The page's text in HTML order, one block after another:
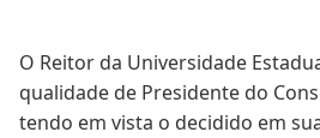
O Reitor da Universidade
qualidade de Presidente do
tendo em vista o decidido em